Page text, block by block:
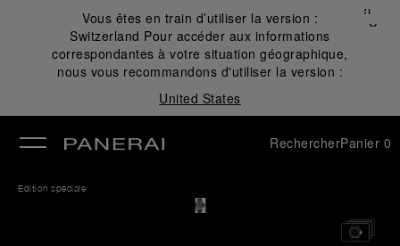
Vous êtes en train d’utiliser la version :
Switzerland Pour accéder aux informations
correspondantes à votre situation géographique,
nous vous recommandons d'utiliser la version :
United States
Fermer
✕
RechercherPanier 0
Édition spéciale